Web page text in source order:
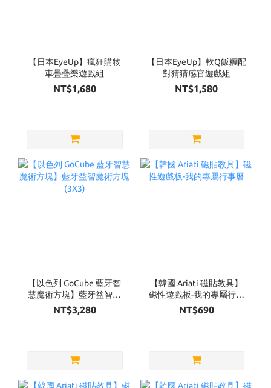
【日本EyeUp】瘋狂購物
車疊疊樂遊戲組
NT$1,680
【日本EyeUp】軟Q飯糰配
對猜猜感官遊戲組
NT$1,580
【以色列 GoCube 藍牙智
慧魔術方塊】藍牙益智魔
術方塊(3X3)
NT$3,280
【韓國 Ariati 磁貼教具】
磁性遊戲板-我的專屬行事
曆
NT$690